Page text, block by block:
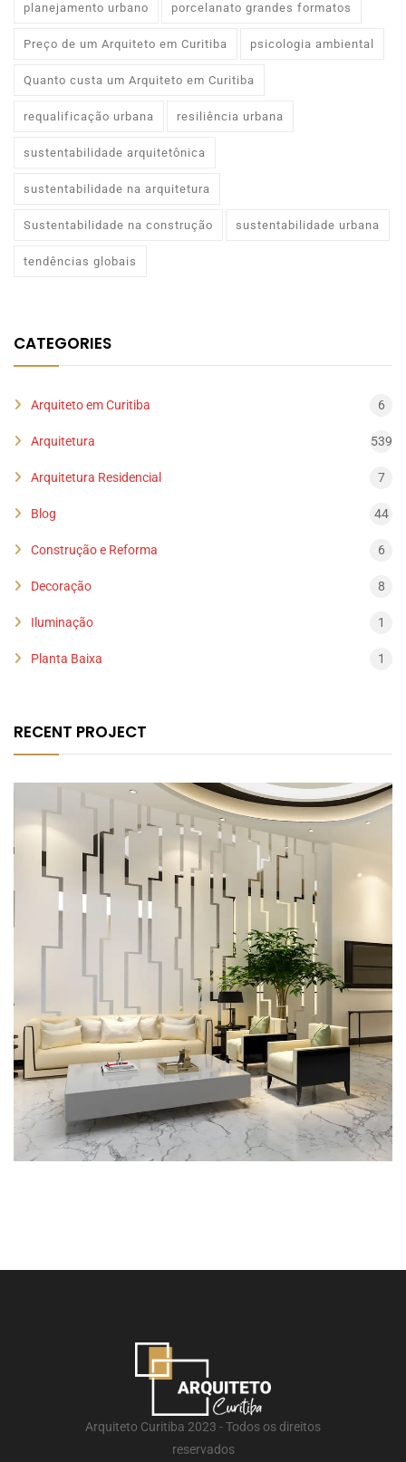
planejamento urbano porcelanato grandes formatos
Preço de um Arquiteto em Curitiba psicologia ambiental
Quanto custa um Arquiteto em Curitiba
requalificação urbana resiliência urbana
sustentabilidade arquitetônica
sustentabilidade na arquitetura
Sustentabilidade na construção sustentabilidade urbana
tendências globais
CATEGORIES
Arquiteto em Curitiba 6
Arquitetura 539
Arquitetura Residencial 7
Blog 44
Construção e Reforma 6
Decoração 8
Iluminação 1
Planta Baixa 1
RECENT PROJECT
Arquiteto Curitiba 2023 - Todos os direitos
reservados